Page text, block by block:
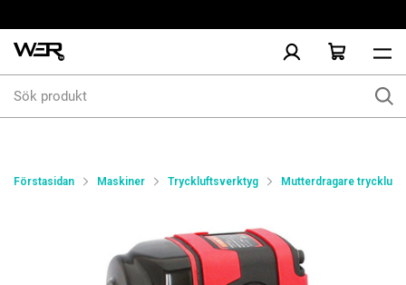
produkt
Förstasidan Maskiner Tryckluftsverktyg Mutterdragare tryckluft